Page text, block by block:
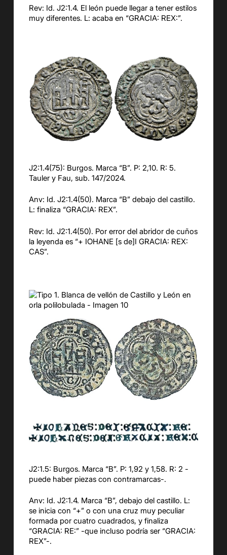
Rev: Id. J2:1.4. El león puede llegar a tener estilos
muy diferentes. L: acaba en “GRACIA: REX:”.
J2:1.4(75): Burgos. Marca “B”. P: 2,10. R: 5.
Tauler y Fau, sub. 147/2024.
Anv: Id. J2:1.4(50). Marca “B” debajo del castillo.
L: finaliza “GRACIA: REX”.
Rev: Id. J2:1.4(50). Por error del abridor de cuños
la leyenda es “+ IOHANE [s de]I GRACIA: REX:
CAS”.
J2:1.5: Burgos. Marca “B”. P: 1,92 y 1,58. R: 2 -
puede haber piezas con contramarcas-.
Anv: Id. J2:1.4. Marca “B”, debajo del castillo. L:
se inicia con “+” o con una cruz muy peculiar
formada por cuatro cuadrados, y finaliza
“GRACIA: RE:” -que incluso podría ser “GRACIA:
REX”-.